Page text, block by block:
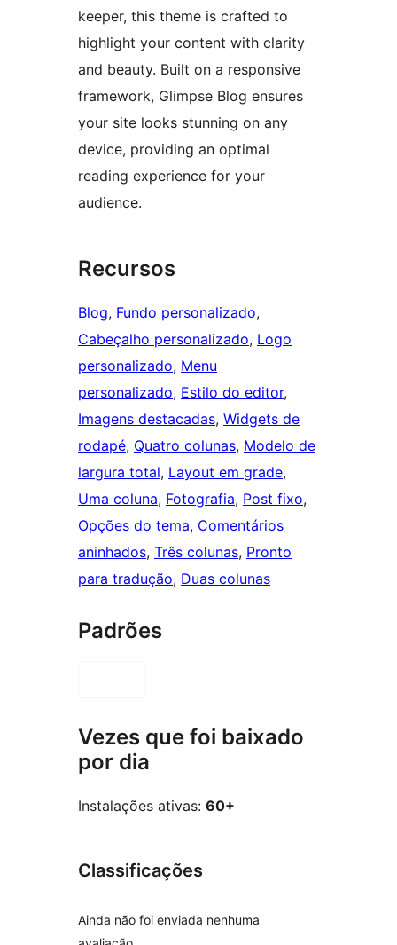
keeper, this theme is crafted to
highlight your content with clarity
and beauty. Built on a responsive
framework, Glimpse Blog ensures
your site looks stunning on any
device, providing an optimal
reading experience for your
audience.
Recursos
Blog, Fundo personalizado
Cabeçalho personalizado, Logo
personalizado, Menu
personalizado, Estilo do editor
Imagens destacadas, Widgets de
rodapé, Quatro colunas, Modelo de
largura total, Layout em grade
Uma coluna, Fotografia, Post fixo
Opções do tema, Comentários
aninhados, Três colunas, Pronto
para tradução, Duas colunas
Padrões
Vezes que foi baixado
por dia
Instalações ativas: 60+
Classificações
Ainda não foi enviada nenhuma